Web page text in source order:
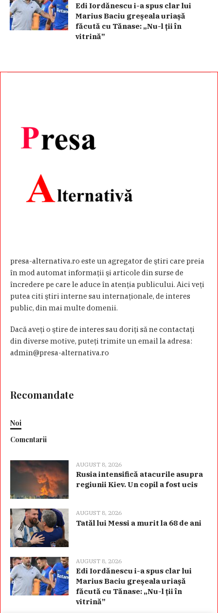
Edi Iordănescu i-a spus clar lui
Marius Baciu greșeala uriașă
făcută cu Tănase: „Nu-l ții în
vitrină”
presa-alternativa.ro este un agregator de ştiri care preia
în mod automat informaţii şi articole din surse de
încredere pe care le aduce în atenţia publicului. Aici veţi
putea citi ştiri interne sau internaţionale, de interes
public, din mai multe domenii.
Dacă aveţi o ştire de interes sau doriţi să ne contactaţi
din diverse motive, puteţi trimite un email la adresa:
admin@presa-alternativa.ro
Recomandate
Noi
Comentarii
AUGUST 8, 2026
Rusia intensifică atacurile asupra
regiunii Kiev. Un copil a fost ucis
AUGUST 8, 2026
Tatăl lui Messi a murit la 68 de ani
AUGUST 8, 2026
Edi Iordănescu i-a spus clar lui
Marius Baciu greșeala uriașă
făcută cu Tănase: „Nu-l ții în
vitrină”